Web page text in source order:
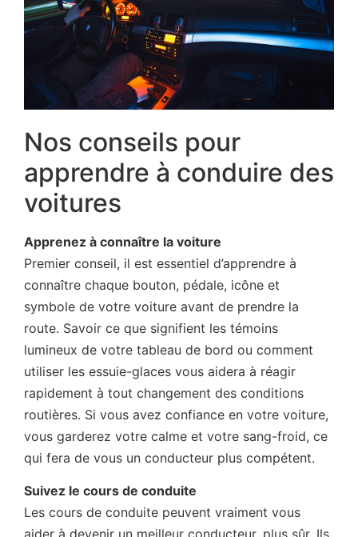
Nos conseils pour
apprendre à conduire des
voitures
Apprenez à connaître la voiture
Premier conseil, il est essentiel d’apprendre à
connaître chaque bouton, pédale, icône et
symbole de votre voiture avant de prendre la
route. Savoir ce que signifient les témoins
lumineux de votre tableau de bord ou comment
utiliser les essuie-glaces vous aidera à réagir
rapidement à tout changement des conditions
routières. Si vous avez confiance en votre voiture,
vous garderez votre calme et votre sang-froid, ce
qui fera de vous un conducteur plus compétent.
Suivez le cours de conduite
Les cours de conduite peuvent vraiment vous